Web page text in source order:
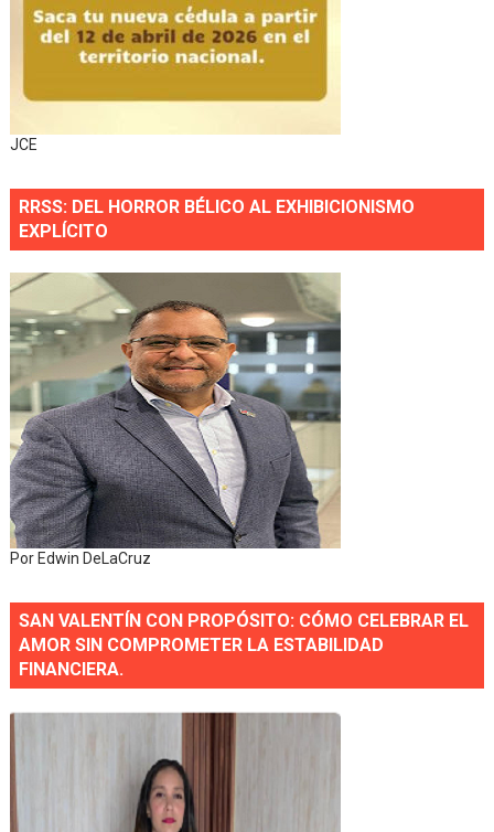
JCE
RRSS: DEL HORROR BÉLICO AL EXHIBICIONISMO
EXPLÍCITO
Por Edwin DeLaCruz
SAN VALENTÍN CON PROPÓSITO: CÓMO CELEBRAR EL
AMOR SIN COMPROMETER LA ESTABILIDAD
FINANCIERA.